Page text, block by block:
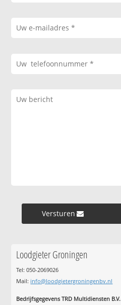
Versturen »
Loodgieter Groningen
Tel: 050-2069026
Mail: info@loodgietergroningenbv.nl
Bedrijfsgegevens TRD Multidiensten B.V.